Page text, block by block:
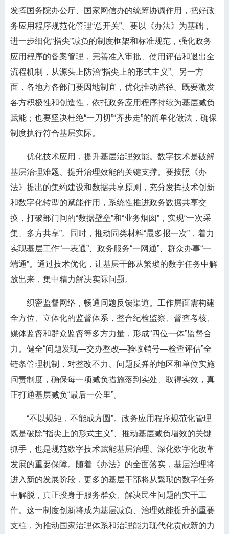
发挥国务院办公厅、国家网信办的统筹协调作用，把好政
务应用程序规范化管理“总开关”。要以《办法》为基础，
进一步细化“指尖”减负的制度框架和标准规范，强化政务
应用程序的备案管理，完善准入审批、使用评估和退出全
流程机制，从源头上防治“指尖上的形式主义”。另一方
面，各地方各部门要因地制宜，优化推动路径。既要激发
各方积极性和创造性，依托政务应用程序持续为基层减负
赋能；也要坚决杜绝“一刀切”“齐步走”的简单化做法，确保
制度执行符合基层实际。
优化技术应用，提升基层治理效能。数字技术是破解
基层治理难题、提升治理效能的关键支撑。要按照《办
法》提出的集约建设和数据共享原则，充分发挥技术创新
和数字化转型的赋能作用，系统性推进政务数据共享交
换，打破部门间的“数据壁垒”和“业务烟囱”，实现“一次采
集、多方共享”。同时，推动同类材料“最多报一次”，着力
实现基层工作“一表通”、政务服务“一网通”、群众办事“一
端通”。通过技术优化，让基层干部从繁琐的数字任务中解
放出来，集中精力解决实际问题。
织密监督网络，畅通问题反馈渠道。工作层面需构建
全方位、立体化的监督体系，整合纪检监察、督查考核、
媒体监督和群众监督等多方力量，形成“四位一体”监督合
力。健全“问题发现—交办整改—验收销号—检查评估”全
链条管理机制，对整改不力、问题反弹的地区和单位实施
问责制度，确保每一项减负措施落到实处、取得实效，真
正打通基层减负“最后一公里”。
“不以规矩，不能成方圆”。政务应用程序规范化管理
既是破除“指尖上的形式主义”、推动基层减负增效的关键
抓手，也是规范数字技术赋能基层治理、深化数字化改革
发展的重要保障。随着《办法》的全面落实，基层治理将
进入新的发展阶段，更多的基层干部将从繁琐的数字任务
中解脱，真正投身于服务群众、解决民生问题的实干工
作。这一制度创新将成为基层减负、治理效能提升的重要
支柱，为推动国家治理体系和治理能力现代化贡献新的力